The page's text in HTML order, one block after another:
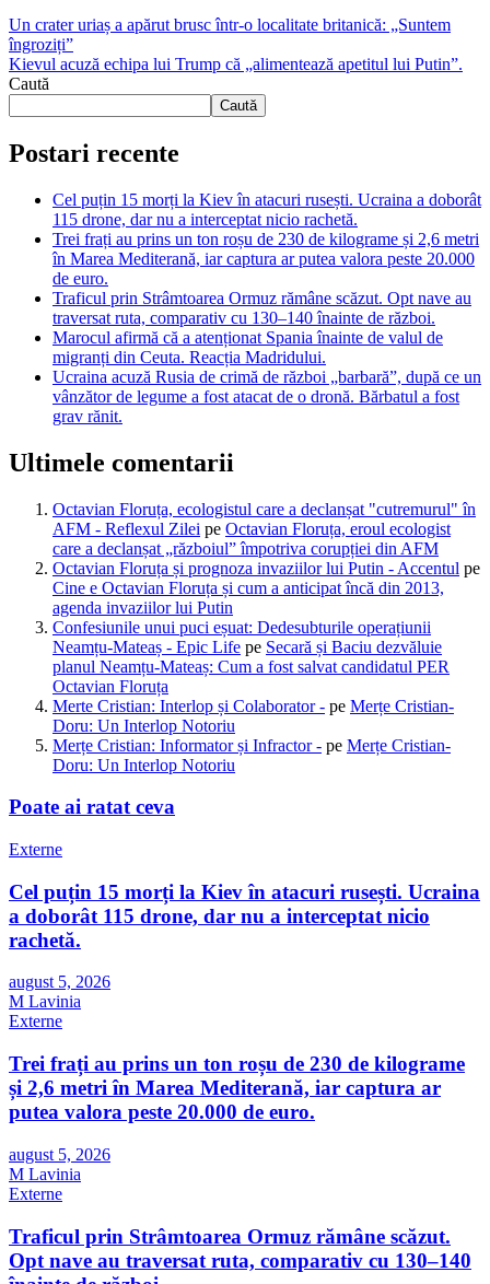
Un crater uriaș a apărut brusc într-o localitate britanică: „Suntem
îngroziți”
Kievul acuză echipa lui Trump că „alimentează apetitul lui Putin”.
Caută
Caută
Postari recente
Cel puțin 15 morți la Kiev în atacuri rusești. Ucraina a doborât
115 drone, dar nu a interceptat nicio rachetă.
Trei frați au prins un ton roșu de 230 de kilograme și 2,6 metri
în Marea Mediterană, iar captura ar putea valora peste 20.000
de euro.
Traficul prin Strâmtoarea Ormuz rămâne scăzut. Opt nave au
traversat ruta, comparativ cu 130–140 înainte de război.
Marocul afirmă că a atenționat Spania înainte de valul de
migranți din Ceuta. Reacția Madridului.
Ucraina acuză Rusia de crimă de război „barbară”, după ce un
vânzător de legume a fost atacat de o dronă. Bărbatul a fost
grav rănit.
Ultimele comentarii
Octavian Floruța, ecologistul care a declanșat "cutremurul" în
AFM - Reflexul Zilei pe Octavian Floruța, eroul ecologist
care a declanșat „războiul” împotriva corupției din AFM
Octavian Floruța și prognoza invaziilor lui Putin - Accentul pe
Cine e Octavian Floruța și cum a anticipat încă din 2013,
agenda invaziilor lui Putin
Confesiunile unui puci eșuat: Dedesubturile operațiunii
Neamțu-Mateaș - Epic Life pe Secară și Baciu dezvăluie
planul Neamțu-Mateaș: Cum a fost salvat candidatul PER
Octavian Floruța
Merte Cristian: Interlop și Colaborator - pe Merțe Cristian-
Doru: Un Interlop Notoriu
Merțe Cristian: Informator și Infractor - pe Merțe Cristian-
Doru: Un Interlop Notoriu
Poate ai ratat ceva
Externe
Cel puțin 15 morți la Kiev în atacuri rusești. Ucraina
a doborât 115 drone, dar nu a interceptat nicio
rachetă.
august 5, 2026
M Lavinia
Externe
Trei frați au prins un ton roșu de 230 de kilograme
și 2,6 metri în Marea Mediterană, iar captura ar
putea valora peste 20.000 de euro.
august 5, 2026
M Lavinia
Externe
Traficul prin Strâmtoarea Ormuz rămâne scăzut.
Opt nave au traversat ruta, comparativ cu 130–140